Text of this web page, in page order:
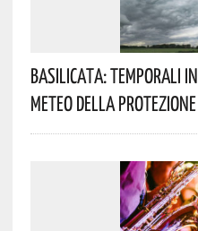
Basilicata: Temporali
Meteo Della